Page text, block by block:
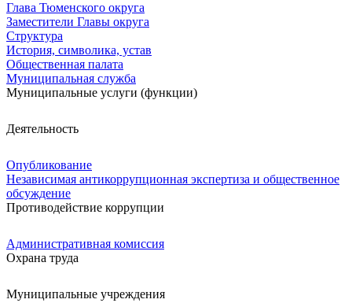
Глава Тюменского округа
Заместители Главы округа
Структура
История, символика, устав
Общественная палата
Муниципальная служба
Муниципальные услуги (функции)
Деятельность
Опубликование
Независимая антикоррупционная экспертиза и общественное
обсуждение
Противодействие коррупции
Административная комиссия
Охрана труда
Муниципальные учреждения